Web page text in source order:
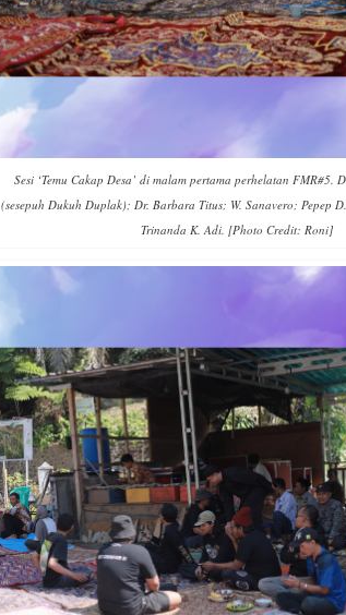
Sesi ‘Temu Cakap Desa’ di malam pertama perhelatan FMR#5.
(sesepuh Dukuh Duplak); Dr. Barbara Titus; W. Sanavero; Pepep
Trinanda K. Adi. [Photo Credit: Roni]